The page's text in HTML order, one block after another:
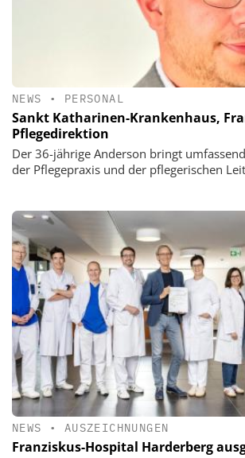
NEWS • PERSONAL
Sankt Katharinen-Krankenhaus,
Pflegedirektion
Der 36-jährige Anderson bringt
der Pflegepraxis und der pflegerischen
NEWS • AUSZEICHNUNGEN
Franziskus-Hospital Harderberg